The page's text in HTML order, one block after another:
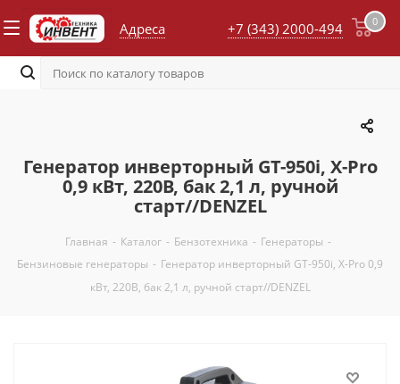
Адреса 0
+7 (343) 2000-494
Генератор инверторный GT-950i, X-Pro
0,9 кВт, 220В, бак 2,1 л, ручной
старт//DENZEL
Главная - Каталог - Бензотехника - Генераторы -
Бензиновые генераторы - Генератор инверторный GT-950i, X-Pro 0,9
кВт, 220В, бак 2,1 л, ручной старт//DENZEL